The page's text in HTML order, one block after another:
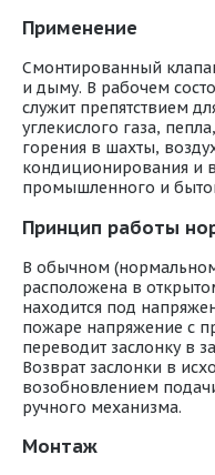
Применение
Смонтированный
и дыму. В рабочем
служит препятствием
углекислого газа,
горения в шахты,
кондиционирования и
промышленного и
Принцип работы
В обычном
расположена в
находится под
пожаре напряжение с
переводит заслонку в
Возврат заслонки в
возобновлением
ручного механизма.
Монтаж